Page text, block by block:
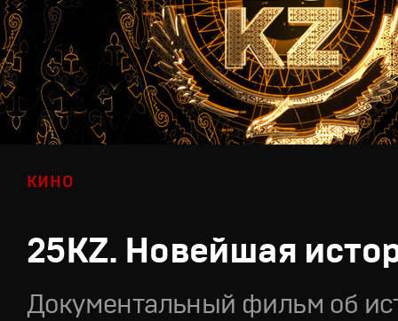
КИНО
25KZ. Новейшая
Документальный фильм об